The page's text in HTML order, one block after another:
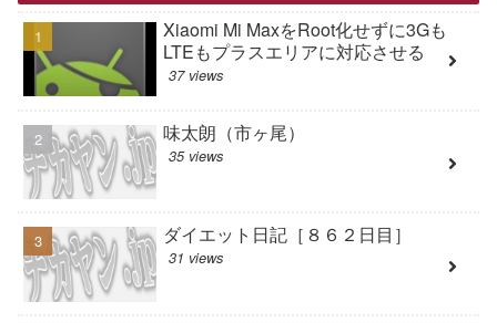
Xiaomi Mi MaxをRoot化せずに3Gも
LTEもプラスエリアに対応させる
37 views
味太朗（市ヶ尾）
35 views
ダイエット日記［８６２日目］
31 views